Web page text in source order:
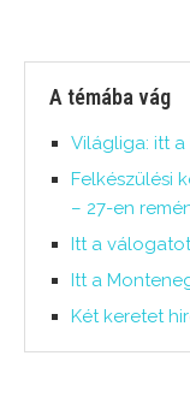
A témába vág
Világliga: itt
Felkészülési
– 27-en
Itt a
Itt a
Két keretet